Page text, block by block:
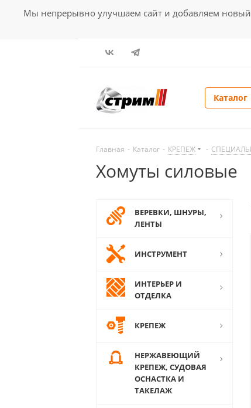
Мы непрерывно улучшаем сайт и добавляем
Каталог
Главная - Каталог - КРЕПЕЖ -
Хомуты силовые
ВЕРЕВКИ, ШНУРЫ,
ЛЕНТЫ
ИНСТРУМЕНТ
ИНТЕРЬЕР И
ОТДЕЛКА
КРЕПЕЖ
НЕРЖАВЕЮЩИЙ
КРЕПЕЖ, СУДОВАЯ
ОСНАСТКА И
ТАКЕЛАЖ